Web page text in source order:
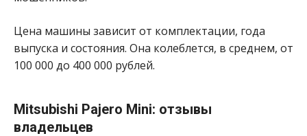
Цена машины зависит от комплектации, года
выпуска и состояния. Она колеблется, в среднем, от
100 000 до 400 000 рублей.
Mitsubishi Pajero Mini: отзывы
владельцев